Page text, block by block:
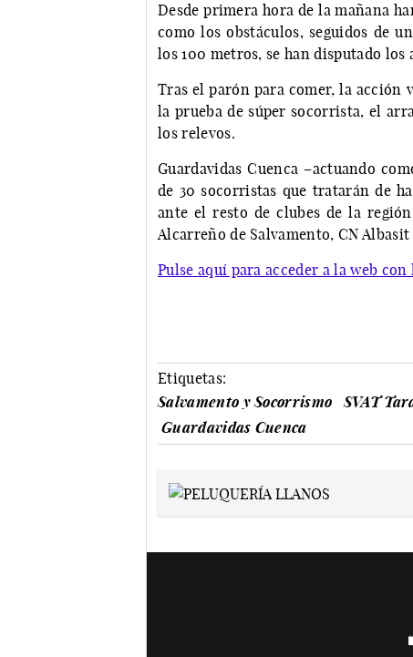
Desde primera hora de la mañana
como los obstáculos, seguidos de
los 100 metros, se han disputado
Tras el parón para comer, la acción
la prueba de súper socorrista, el
los relevos.
Guardavidas Cuenca –actuando
de 30 socorristas que tratarán de
ante el resto de clubes de la
Alcarreño de Salvamento, CN Albasit
Pulse aquí para acceder a la web
Etiquetas:
Salvamento y Socorrismo
SVAT
Guardavidas Cuenca